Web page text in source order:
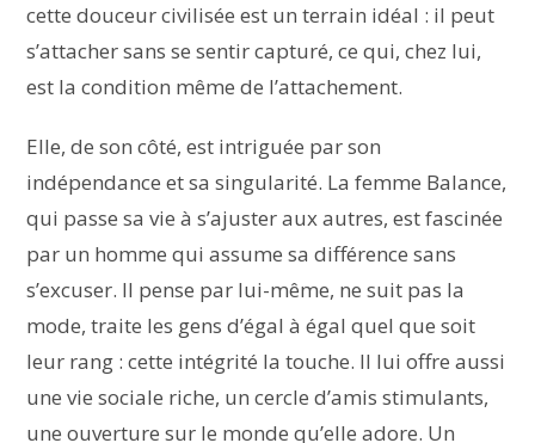
cette douceur civilisée est un terrain idéal : il peut
s’attacher sans se sentir capturé, ce qui, chez lui,
est la condition même de l’attachement.
Elle, de son côté, est intriguée par son
indépendance et sa singularité. La femme Balance,
qui passe sa vie à s’ajuster aux autres, est fascinée
par un homme qui assume sa différence sans
s’excuser. Il pense par lui-même, ne suit pas la
mode, traite les gens d’égal à égal quel que soit
leur rang : cette intégrité la touche. Il lui offre aussi
une vie sociale riche, un cercle d’amis stimulants,
une ouverture sur le monde qu’elle adore. Un